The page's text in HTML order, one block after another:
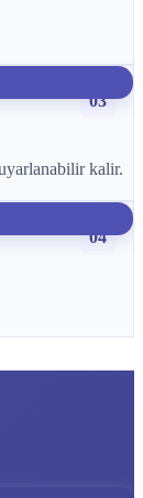
03
kalir.
04